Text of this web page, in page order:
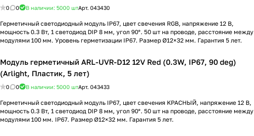
0 0 В наличии: 5000 штАрт. 043430
Герметичный светодиодный модуль IP67, цвет свечения RGB, напряжение 12 В,
мощность 0.3 Вт, 1 светодиод DIP 8 мм, угол 90°. 50 шт на проводе, расстояние между
модулями 100 мм. Уровень герметизации IP67. Размер Ø12×32 мм. Гарантия 5 лет.
Модуль герметичный ARL-UVR-D12 12V Red (0.3W, IP67, 90 deg)
(Arlight, Пластик, 5 лет)
0 0 В наличии: 5000 штАрт. 043433
Герметичный светодиодный модуль IP67, цвет свечения KРАСНЫЙ, напряжение 12 В,
мощность 0.3 Вт, 1 светодиод DIP 8 мм, угол 90°. 50 шт на проводе, расстояние между
модулями 100 мм. IP67. Размер Ø12×32 мм. Гарантия 5 лет.